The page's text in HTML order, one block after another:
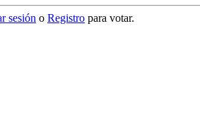
sesión o Registro para votar.